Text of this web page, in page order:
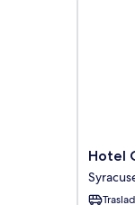
Hotel
Como
Hotel